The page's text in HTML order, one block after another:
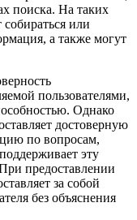
поиска. На таких
собираться или
а также могут
пользователями,
Однако
достоверную
по вопросам,
эту
предоставлении
за собой
без объяснения